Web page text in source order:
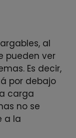
al
pueden ver
Es decir,
por debajo
carga
no se
a la